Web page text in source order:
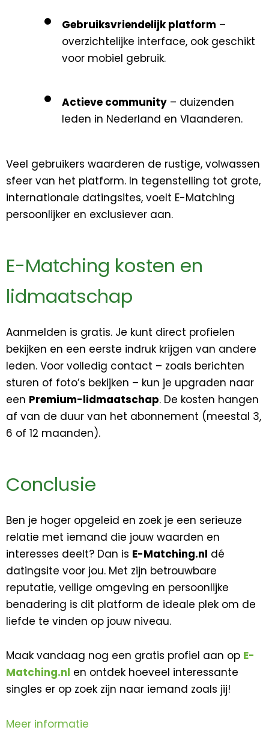
Gebruiksvriendelijk platform –
overzichtelijke interface, ook geschikt
voor mobiel gebruik.
Actieve community – duizenden
leden in Nederland en Vlaanderen.
Veel gebruikers waarderen de rustige, volwassen
sfeer van het platform. In tegenstelling tot grote,
internationale datingsites, voelt E-Matching
persoonlijker en exclusiever aan.
E-Matching kosten en
lidmaatschap
Aanmelden is gratis. Je kunt direct profielen
bekijken en een eerste indruk krijgen van andere
leden. Voor volledig contact – zoals berichten
sturen of foto’s bekijken – kun je upgraden naar
een Premium-lidmaatschap. De kosten hangen
af van de duur van het abonnement (meestal 3,
6 of 12 maanden).
Conclusie
Ben je hoger opgeleid en zoek je een serieuze
relatie met iemand die jouw waarden en
interesses deelt? Dan is E-Matching.nl dé
datingsite voor jou. Met zijn betrouwbare
reputatie, veilige omgeving en persoonlijke
benadering is dit platform de ideale plek om de
liefde te vinden op jouw niveau.
Maak vandaag nog een gratis profiel aan op E-
Matching.nl en ontdek hoeveel interessante
singles er op zoek zijn naar iemand zoals jij!
Meer informatie